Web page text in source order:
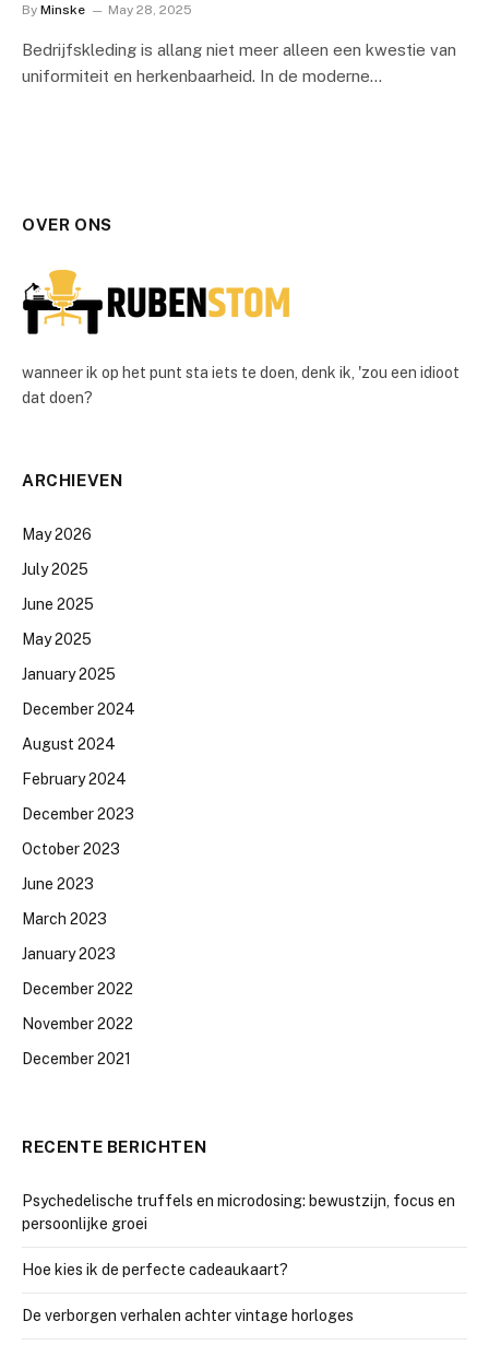
By Minske May 28, 2025
Bedrijfskleding is allang niet meer alleen een kwestie van
uniformiteit en herkenbaarheid. In de moderne…
OVER ONS
wanneer ik op het punt sta iets te doen, denk ik, 'zou een idioot
dat doen?
ARCHIEVEN
May 2026
July 2025
June 2025
May 2025
January 2025
December 2024
August 2024
February 2024
December 2023
October 2023
June 2023
March 2023
January 2023
December 2022
November 2022
December 2021
RECENTE BERICHTEN
Psychedelische truffels en microdosing: bewustzijn, focus en
persoonlijke groei
Hoe kies ik de perfecte cadeaukaart?
De verborgen verhalen achter vintage horloges